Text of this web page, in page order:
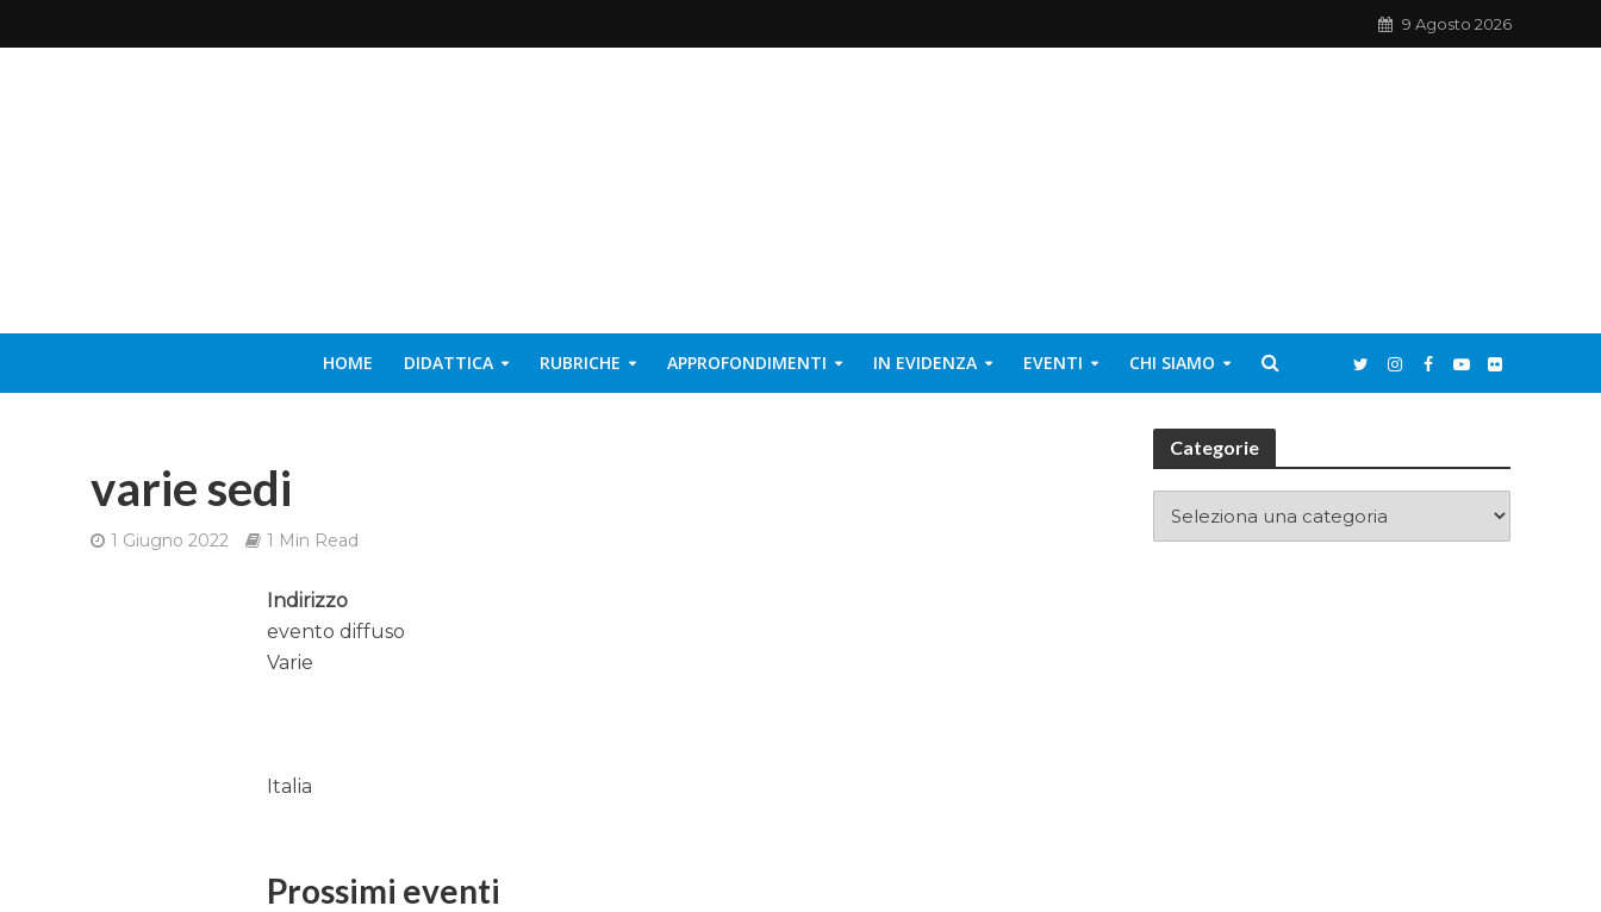
9 Agosto 2026
HOME DIDATTICA RUBRICHE APPROFONDIMENTI IN EVIDENZA EVENTI CHI SIAMO
varie sedi
1 Giugno 2022 1 Min Read
Indirizzo
evento diffuso
Varie
Italia
Prossimi eventi
Categorie